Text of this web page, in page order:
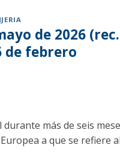
de 2026
de febrero
más de seis
a que se refiere